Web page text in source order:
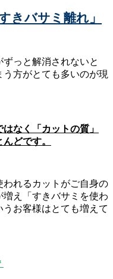
きバサミ離れ」
っと解消されないと
う方がとても多いのが現
なく「カットの質」
どです。
われるカットがご自身の
え「すきバサミを使わ
お客様はとても増えて